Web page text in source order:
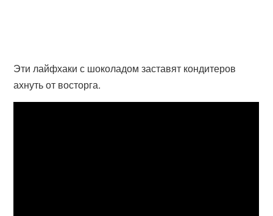
Эти лайфхаки с шоколадом заставят кондитеров
ахнуть от восторга.